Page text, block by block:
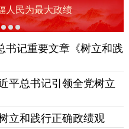
人民为最大政绩
书记重要文章《树立和践
总书记引领全党树立
立和践行正确政绩观